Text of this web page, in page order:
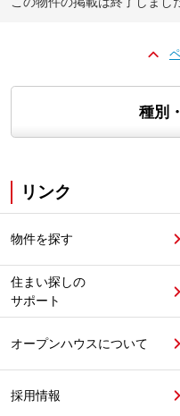
種別
リンク
物件を探す
住まい探しの
サポート
オープンハウスについて
採用情報